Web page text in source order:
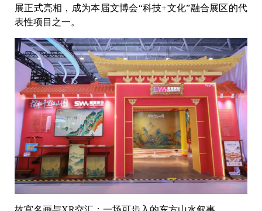
展正式亮相，成为本届文博会“科技+文化”融合展区的代
表性项目之一。